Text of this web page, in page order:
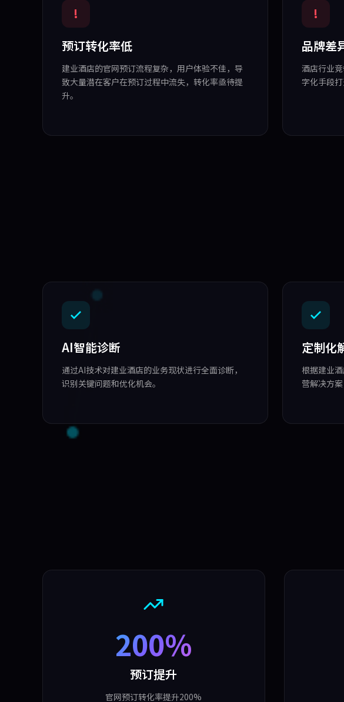
!
预订转化率低
建业酒店的官网预订流程复杂，用户体验不佳，导
致大量潜在客户在预订过程中流失，转化率亟待提
升。
!
品牌差
酒店行业
字化手段
AI智能诊断
通过AI技术对建业酒店的业务现状进行全面诊断，
识别关键问题和优化机会。
定制化
根据建业
营解决方
200%
预订提升
官网预订转化率提升200%